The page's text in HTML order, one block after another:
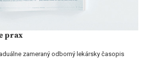
prax
zameraný odborný lekársky časopis